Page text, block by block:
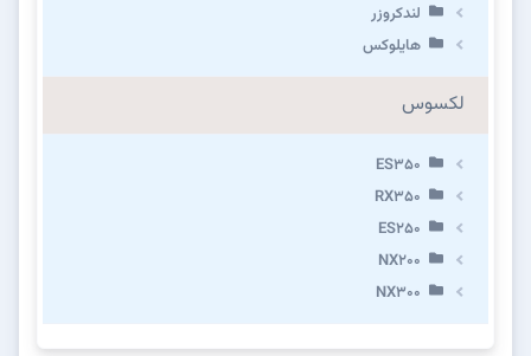
لندکروزر
هایلوکس
لکسوس
ES350
RX350
ES250
NX200
NX300